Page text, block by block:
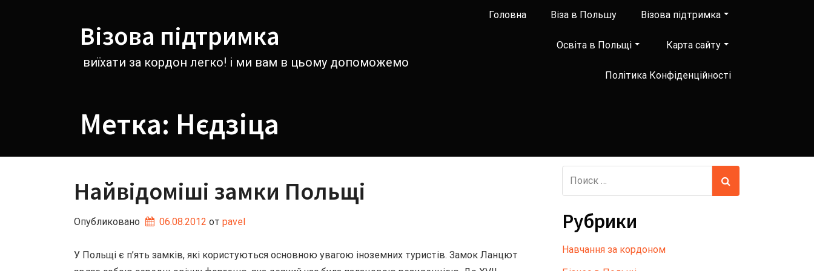
Візова підтримка
виїхати за кордон легко! і ми вам в цьому допоможемо
Головна Віза в Польшу Візова підтримка
Освіта в Польщі Карта сайту
Політика Конфіденційності
Метка: Нєдзіца
Найвідоміші замки Польщі
Опубликовано 06.08.2012 от pavel
У Польщі є п’ять замків, які користуються основною увагою іноземних туристів. Замок Ланцют
Рубрики
Hавчання за кордоном